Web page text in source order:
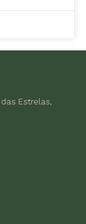
Estrelas,